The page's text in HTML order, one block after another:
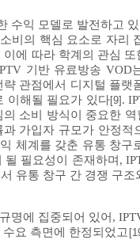
수익 모델로 발전하고
비의 핵심 요소로 자리
에 따라 학계의 관심
기반 유료방송 VOD
략 관점에서 디지털 플랫
이해될 필요가 있다[9] .
소비 방식이 중요한
가입자 규모가 안정적
체계를 갖춘 유통 창
필요성이 존재하며,
유통 창구 간 경쟁 구
명에 집중되어 있어,
요 측면에 한정되었고